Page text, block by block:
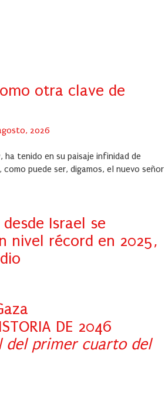
otra clave de
2026
ha tenido en su paisaje infinidad de
puede ser, digamos, el nuevo señor
Israel se
nivel récord en 2025,
DE 2046
del primer cuarto del